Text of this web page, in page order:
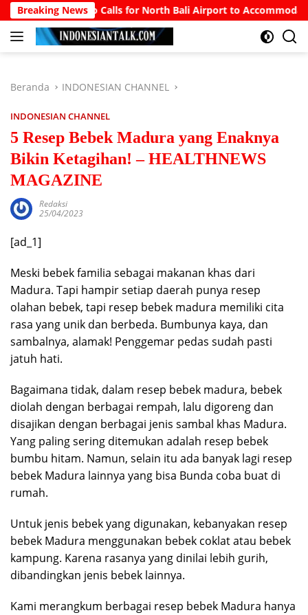
Langsung
ke
konten
Breaking News
Calls for North Bali Airport to Accommodate Boeing
Beranda INDONESIAN CHANNEL
INDONESIAN CHANNEL
5 Resep Bebek Madura yang Enaknya
Bikin Ketagihan! – HEALTHNEWS
MAGAZINE
Redaksi
25/04/2023
[ad_1]
Meski bebek familia sebagai makanan khas dari
Madura. Tapi hampir setiap daerah punya resep
olahan bebek, tapi resep bebek madura memiliki cita
rasa yang unik dan berbeda. Bumbunya kaya, dan
sambalnya, alamak! Penggemar pedas sudah pasti
jatuh hati.
Bagaimana tidak, dalam resep bebek madura, bebek
diolah dengan berbagai rempah, lalu digoreng dan
disajikan dengan berbagai jenis sambal khas Madura.
Yang paling sering ditemukan adalah resep bebek
bumbu hitam. Namun, selain itu ada banyak lagi resep
bebek Madura lainnya yang bisa Bunda coba buat di
rumah.
Untuk jenis bebek yang digunakan, kebanyakan resep
bebek Madura menggunakan bebek coklat atau bebek
kampung. Karena rasanya yang dinilai lebih gurih,
dibandingkan jenis bebek lainnya.
Kami merangkum berbagai resep bebek Madura hanya